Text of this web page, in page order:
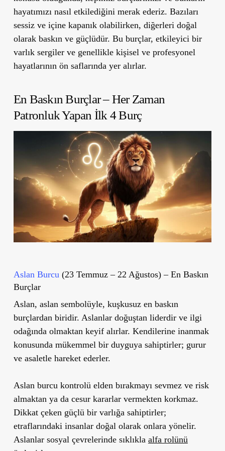
hayatımızı nasıl etkilediğini merak ederiz. Bazıları
sessiz ve içine kapanık olabilirken, diğerleri doğal
olarak baskın ve güçlüdür. Bu burçlar, etkileyici bir
varlık sergiler ve genellikle kişisel ve profesyonel
hayatlarının ön saflarında yer alırlar.
En Baskın Burçlar – Her Zaman
Patronluk Yapan İlk 4 Burç
Aslan Burcu (23 Temmuz – 22 Ağustos) – En Baskın
Burçlar
Aslan, aslan sembolüyle, kuşkusuz en baskın
burçlardan biridir. Aslanlar doğuştan liderdir ve ilgi
odağında olmaktan keyif alırlar. Kendilerine inanmak
konusunda mükemmel bir duyguya sahiptirler; gurur
ve asaletle hareket ederler.
Aslan burcu kontrolü elden bırakmayı sevmez ve risk
almaktan ya da cesur kararlar vermekten korkmaz.
Dikkat çeken güçlü bir varlığa sahiptirler;
etraflarındaki insanlar doğal olarak onlara yönelir.
Aslanlar sosyal çevrelerinde sıklıkla alfa rolünü